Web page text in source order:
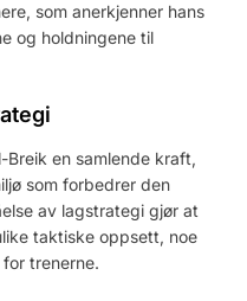
som anerkjenner hans
og holdningene til
en samlende kraft,
som forbedrer den
av lagstrategi gjør at
taktiske oppsett, noe
trenerne.